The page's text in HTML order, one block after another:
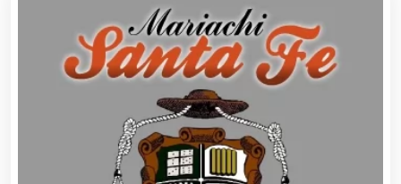
Alquiler de Sillas y Mesas
Alquiler de Trajes de Etiqueta
Alta Costura